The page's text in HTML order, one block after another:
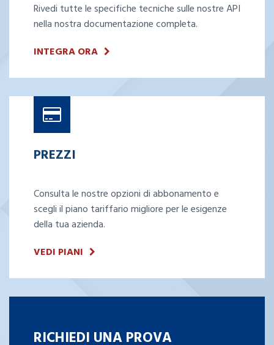
Rivedi tutte le specifiche tecniche sulle nostre API
nella nostra documentazione completa.
INTEGRA ORA
PREZZI
Consulta le nostre opzioni di abbonamento e
scegli il piano tariffario migliore per le esigenze
della tua azienda.
VEDI PIANI
RICHIEDI UNA PROVA